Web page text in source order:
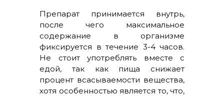
Препарат принимается внутрь,
после чего максимальное
содержание в организме
фиксируется в течение 3-4 часов.
Не стоит употреблять вместе с
едой, так как пища снижает
процент всасываемости вещества,
хотя особенностью является то, что,